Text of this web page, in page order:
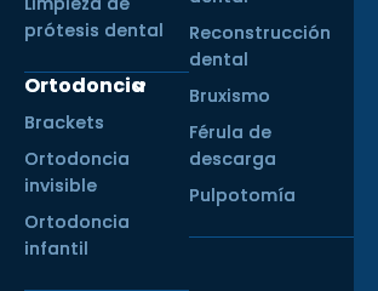
prótesis dental
Ortodoncia
Brackets
Ortodoncia
invisible
Ortodoncia
infantil
Reconstrucción
dental
Bruxismo
Férula de
descarga
Pulpotomía